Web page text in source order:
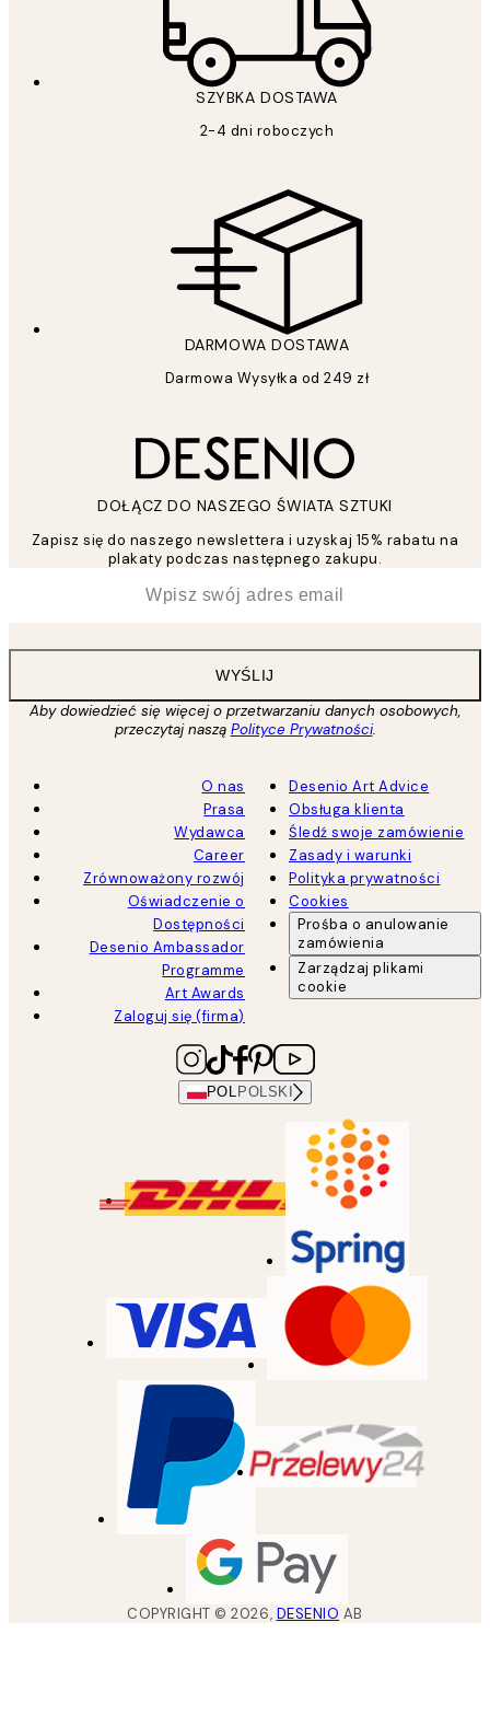
SZYBKA DOSTAWA
2-4 dni roboczych
DARMOWA DOSTAWA
Darmowa Wysyłka od 249 zł
DOŁĄCZ DO NASZEGO ŚWIATA SZTUKI
Zapisz się do naszego newslettera i uzyskaj 15% rabatu na
plakaty podczas następnego zakupu.
WYŚLIJ
Aby dowiedzieć się więcej o przetwarzaniu danych osobowych,
przeczytaj naszą Polityce Prywatności.
O nas
Prasa
Wydawca
Career
Zrównoważony rozwój
Oświadczenie o
Dostępności
Desenio Ambassador
Programme
Art Awards
Zaloguj się (firma)
Desenio Art Advice
Obsługa klienta
Śledź swoje zamówienie
Zasady i warunki
Polityka prywatności
Cookies
Prośba o anulowanie
zamówienia
Zarządzaj plikami
cookie
POL POLSKI
COPYRIGHT ©2026, DESENIO AB